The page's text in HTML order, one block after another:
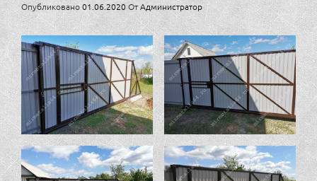
Опубликовано01.06.2020 ОтАдминистратор